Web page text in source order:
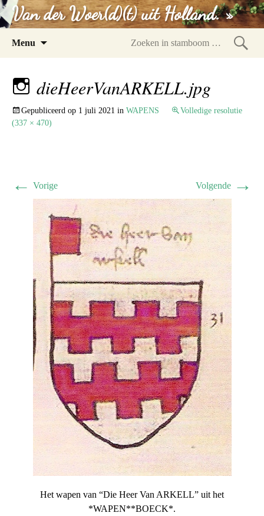
Van der Woer(d)(t) uit Holland. »
Menu
dieHeerVanARKELL.jpg
Gepubliceerd op 1 juli 2021 in WAPENS
Volledige resolutie
(337 × 470)
← Vorige Volgende →
Het wapen van “Die Heer Van ARKELL” uit het
*WAPEN**BOECK*.